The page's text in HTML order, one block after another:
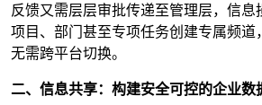
反馈又需层层审批传递至管理层，信
项目、部门甚至专项任务创建专属频道
无需跨平台切换。
二、信息共享：构建安全可控的企业数